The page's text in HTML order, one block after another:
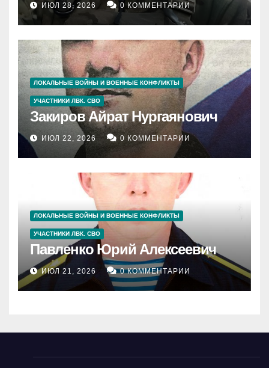
ИЮЛ 28, 2026 0 КОММЕНТАРИИ
ЛОКАЛЬНЫЕ ВОЙНЫ И ВОЕННЫЕ КОНФЛИКТЫ
УЧАСТНИКИ ЛВК. СВО
Закиров Айрат Нургаянович
ИЮЛ 22, 2026 0 КОММЕНТАРИИ
ЛОКАЛЬНЫЕ ВОЙНЫ И ВОЕННЫЕ КОНФЛИКТЫ
УЧАСТНИКИ ЛВК. СВО
Павленко Юрий Алексеевич
ИЮЛ 21, 2026 0 КОММЕНТАРИИ